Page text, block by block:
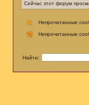
Сейчас этот форум
Непрочитанные
Непрочитанные
Найти: